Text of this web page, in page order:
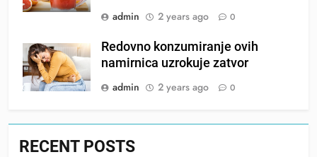
admin
2 years ago 0
Redovno konzumiranje ovih
namirnica uzrokuje zatvor
admin
2 years ago 0
RECENT POSTS